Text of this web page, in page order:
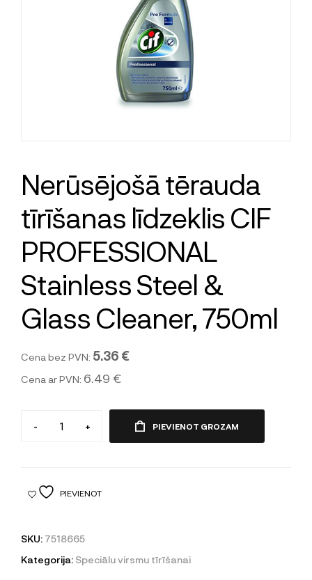
Nerūsējošā tērauda
tīrīšanas līdzeklis CIF
PROFESSIONAL
Stainless Steel &
Glass Cleaner, 750ml
Cena bez PVN: 5.36 €
Cena ar PVN: 6.49 €
- + PIEVIENOT GROZAM
PIEVIENOT
SKU: 7518665
Kategorija: Speciālu virsmu tīrīšanai